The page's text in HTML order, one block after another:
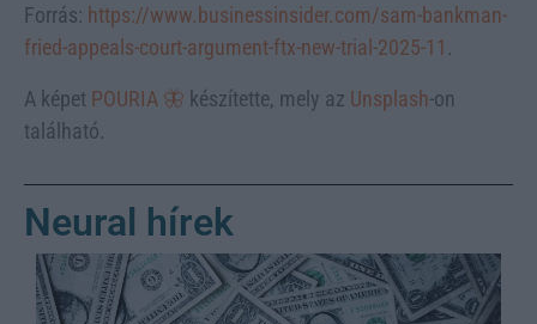
Forrás: https://www.businessinsider.com/sam-bankman-
fried-appeals-court-argument-ftx-new-trial-2025-11 .
A képet POURIA 🦋 készítette, mely az Unsplash-on
található.
Neural hírek